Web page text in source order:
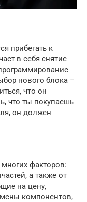
прибегать к
в себя снятие
нового блока –
что он
что ты покупаешь
он должен
факторов:
а также от
на цену,
компонентов,